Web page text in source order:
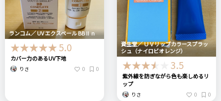
ランコム／ UV エクスペール BBⅡ n
5.0
カバー力のあるUV下地
りさ 0 0
資生堂／ ＵＶリップカラースプラッ
シュ（ナイロビオレンジ）
3.5
紫外線を防ぎながら色も楽しめるリ
ップ
りさ 0 0